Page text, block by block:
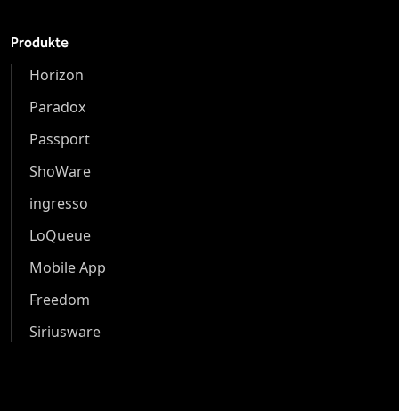
Produkte
Horizon
Paradox
Passport
ShoWare
ingresso
LoQueue
Mobile App
Freedom
Siriusware